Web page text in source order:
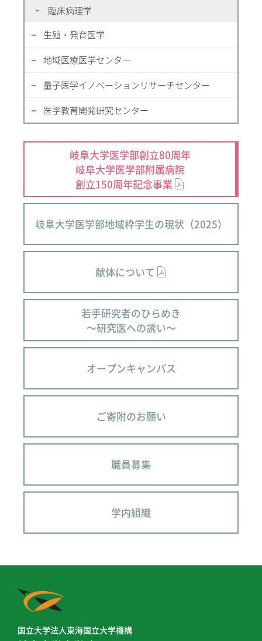
臨床病理学
生殖・発育医学
地域医療医学センター
量子医学イノベーションリサーチセンター
医学教育開発研究センター
岐阜大学医学部創立80周年
岐阜大学医学部附属病院
創立150周年記念事業
岐阜大学医学部地域枠学生の現状（2025）
献体について
若手研究者のひらめき
～研究医への誘い～
オープンキャンパス
ご寄附のお願い
職員募集
学内組織
国立大学法人東海国立大学機構